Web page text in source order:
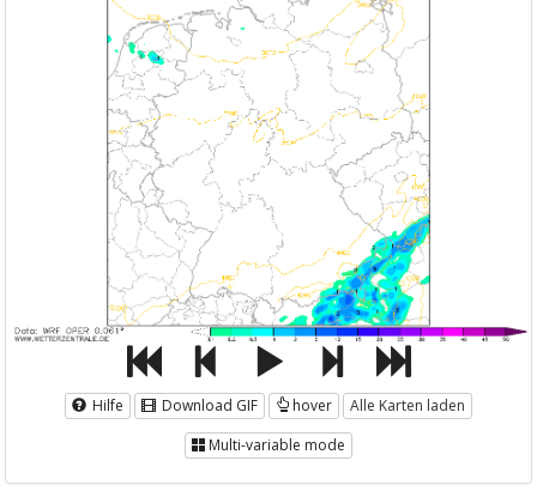
Hilfe Download GIF hover
Alle Karten laden
Multi-variable mode